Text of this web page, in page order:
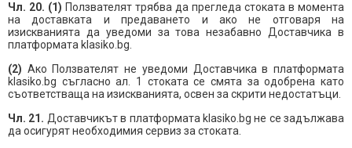
Чл. 20. (1) Ползвателят трябва да прегледа стоката в момента
на доставката и предаването и ако не отговаря на
изискванията да уведоми за това незабавно Доставчика в
платформата klasiko.bg.
(2) Ако Ползвателят не уведоми Доставчика в платформата
klasiko.bg съгласно ал. 1 стоката се смята за одобрена като
съответстваща на изискванията, освен за скрити недостатъци.
Чл. 21. Доставчикът в платформата klasiko.bg не се задължава
да осигурят необходимия сервиз за стоката.